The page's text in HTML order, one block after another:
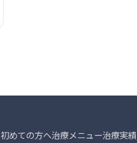
初めての方へ治療メニュー治療実績